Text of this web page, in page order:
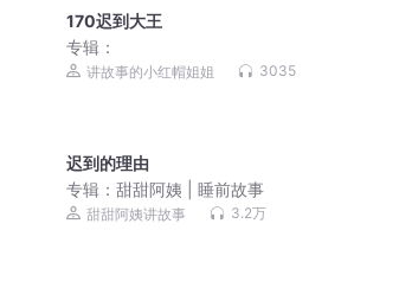
170迟到大王
专辑：
讲故事的小红帽姐姐 3035
迟到的理由
专辑：甜甜阿姨 | 睡前故事
甜甜阿姨讲故事 3.2万